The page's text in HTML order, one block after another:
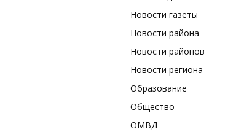
Новости газеты
Новости района
Новости районов
Новости региона
Образование
Общество
ОМВД